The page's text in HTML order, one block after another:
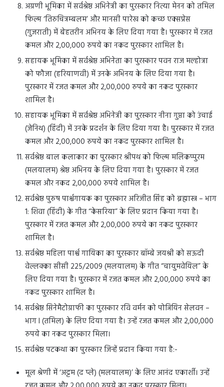
अग्रणी भूमिका में सर्वश्रेष्ठ अभिनेत्री का पुरस्कार नित्या मेनन को तमिल
फिल्म ‘तिरुचित्रम्बलम’ और मानसी पारेख को कच्छ एक्सप्रेस
(गुजराती) में बेहतरीन अभिनय के लिए दिया गया है। पुरस्कार में रजत
कमल और 2,00,000 रुपये का नकद पुरस्कार शामिल है।
सहायक भूमिका में सर्वश्रेष्ठ अभिनेता का पुरस्कार पवन राज मल्होत्रा ​​
को फौजा (हरियाणवी) में उनके अभिनय के लिए दिया गया है।
पुरस्कार में रजत कमल और 2,00,000 रुपये का नकद पुरस्कार
शामिल है।
सहायक भूमिका में सर्वश्रेष्ठ अभिनेत्री का पुरस्कार नीना गुप्ता को उंचाई
(जेनिथ) (हिंदी) में उनके प्रदर्शन के लिए दिया गया है। पुरस्कार में रजत
कमल और 2,00,000 रुपये का नकद पुरस्कार शामिल है।
सर्वश्रेष्ठ बाल कलाकार का पुरस्कार श्रीपथ को फिल्म मलिकप्पुरम
(मलयालम) श्रेष्ठ अभिनय के लिए दिया गया है। पुरस्कार में रजत
कमल और नकद 2,00,000 रुपये शामिल है।
सर्वश्रेष्ठ पुरुष पार्श्वगायक का पुरस्कार अरिजीत सिंह को ब्रह्मास्त्र – भाग
1: शिवा (हिंदी) के गीत “केसरिया” के लिए प्रदान किया गया है।
पुरस्कार में रजत कमल और 2,00,000 रुपये का नकद पुरस्कार
शामिल है।
सर्वश्रेष्ठ महिला पार्श्व गायिका का पुरस्कार बॉम्बे जयश्री को सऊदी
वेल्लक्का सीसी 225/2009 (मलयालम) के गीत “चायुमवेयिल” के
लिए दिया गया है। पुरस्कार में रजत कमल और 2,00,000 रुपये का
नकद पुरस्कार शामिल है।
सर्वश्रेष्ठ सिनेमैटोग्राफी का पुरस्कार रवि वर्मन को पोन्नियिन सेलवन –
भाग I (तमिल) के लिए दिया गया है। उन्हें रजत कमल और 2,00,000
रुपये का नकद पुरस्कार मिला।
सर्वश्रेष्ठ पटकथा का पुरस्कार जिन्हें प्रदान किया गया है:-
मूल श्रेणी में ‘अट्टम (द प्ले) (मलयालम)’ के लिए आनंद एकार्शी। उन्हें